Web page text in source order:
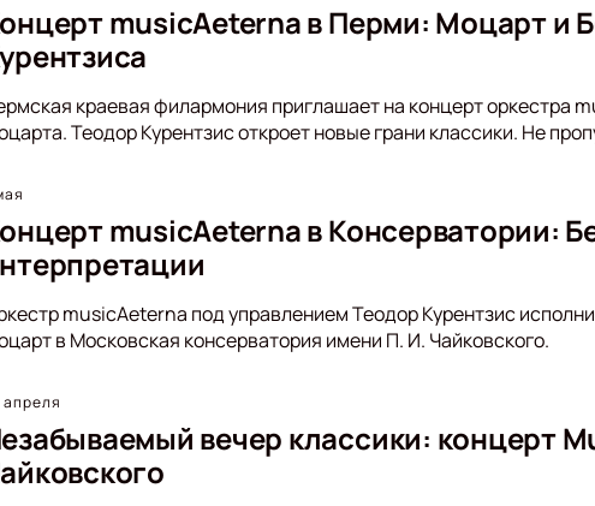
musicAeterna в Перми: Моцарт и
краевая филармония приглашает на концерт оркестра
Теодор Курентзис откроет новые грани классики. Не
musicAeterna в Консерватории:
musicAeterna под управлением Теодор Курентзис
в Московская консерватория имени П. И. Чайковского.
апреля
вечер классики: концерт